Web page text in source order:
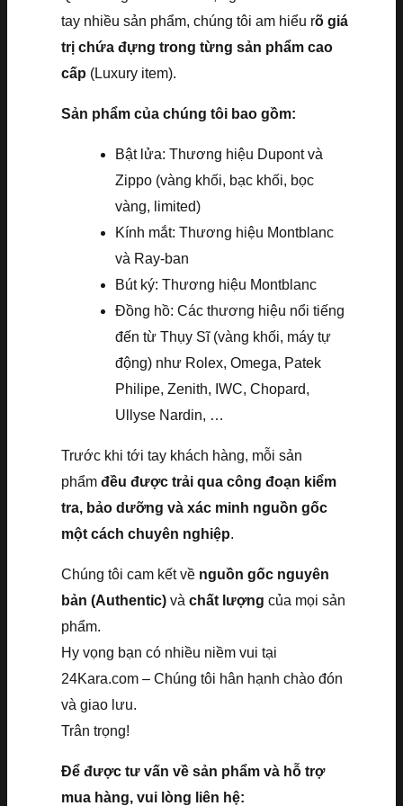
tay nhiều sản phẩm, chúng tôi am hiểu rõ giá
trị chứa đựng trong từng sản phẩm cao
cấp (Luxury item).
Sản phẩm của chúng tôi bao gồm:
Bật lửa: Thương hiệu Dupont và
Zippo (vàng khối, bạc khối, bọc
vàng, limited)
Kính mắt: Thương hiệu Montblanc
và Ray-ban
Bút ký: Thương hiệu Montblanc
Đồng hồ: Các thương hiệu nổi tiếng
đến từ Thụy Sĩ (vàng khối, máy tự
động) như Rolex, Omega, Patek
Philipe, Zenith, IWC, Chopard,
Ullyse Nardin, …
Trước khi tới tay khách hàng, mỗi sản
phẩm đều được trải qua công đoạn kiểm
tra, bảo dưỡng và xác minh nguồn gốc
một cách chuyên nghiệp.
Chúng tôi cam kết về nguồn gốc nguyên
bản (Authentic) và chất lượng của mọi sản
phẩm.
Hy vọng bạn có nhiều niềm vui tại
24Kara.com – Chúng tôi hân hạnh chào đón
và giao lưu.
Trân trọng!
Để được tư vấn về sản phẩm và hỗ trợ
mua hàng, vui lòng liên hệ: